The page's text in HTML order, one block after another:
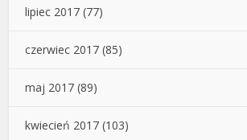
lipiec 2017 (77)
czerwiec 2017 (85)
maj 2017 (89)
kwiecień 2017 (103)